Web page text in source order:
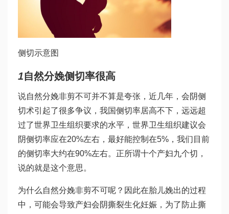
侧切示意图
1自然分娩侧切率很高
说自然分娩非剪不可并不算是夸张，近几年，会阴侧
切术引起了很多争议，我国侧切率居高不下，远远超
过了世界卫生组织要求的水平，世界卫生组织建议会
阴侧切率应在20%左右，最好能控制在5%，我们目前
的侧切率大约在90%左右。正所谓十个产妇九个切，
说的就是这个意思。
为什么自然分娩非剪不可呢？因此在胎儿娩出的过程
中，可能会导致产妇会阴撕裂生化妊娠 ，为了防止撕